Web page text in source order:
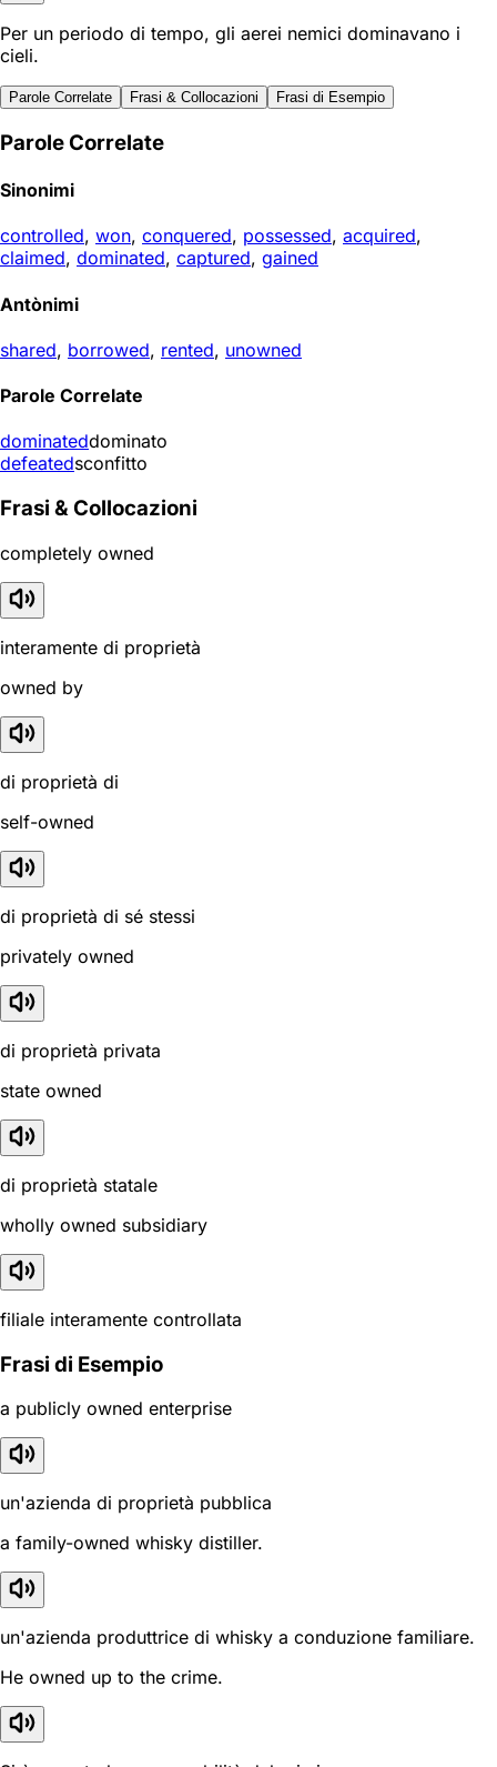
Per un periodo di tempo, gli aerei nemici dominavano i
cieli.
Parole Correlate Frasi & Collocazioni Frasi di Esempio
Parole Correlate
Sinonimi
controlled, won, conquered, possessed, acquired,
claimed, dominated, captured, gained
Antònimi
shared, borrowed, rented, unowned
Parole Correlate
dominateddominato
defeatedsconfitto
Frasi & Collocazioni
completely owned
interamente di proprietà
owned by
di proprietà di
self-owned
di proprietà di sé stessi
privately owned
di proprietà privata
state owned
di proprietà statale
wholly owned subsidiary
filiale interamente controllata
Frasi di Esempio
a publicly owned enterprise
un'azienda di proprietà pubblica
a family-owned whisky distiller.
un'azienda produttrice di whisky a conduzione familiare.
He owned up to the crime.